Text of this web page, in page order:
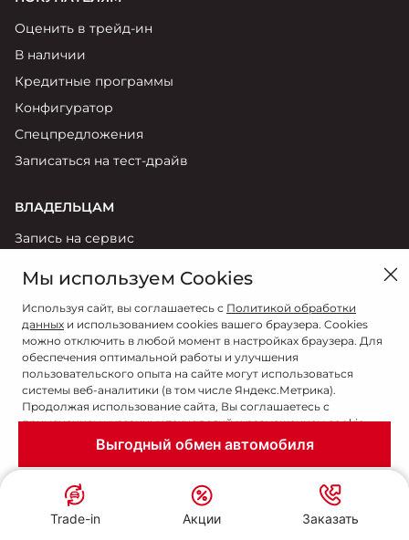
Оценить в трейд-ин
В наличии
Кредитные программы
Конфигуратор
Спецпредложения
Записаться на тест-драйв
ВЛАДЕЛЬЦАМ
Запись на сервис
Помощь на дорогах
Моторное масло
Аксессуары
АКЦИИ
Спецпредложения
О КОМПАНИИ
Контакты
Новости
Мы используем Cookies
Используя сайт, вы соглашаетесь с Политикой обработки
данных и использованием cookies вашего браузера. Cookies
можно отключить в любой момент в настройках браузера. Для
обеспечения оптимальной работы и улучшения
пользовательского опыта на сайте могут использоваться
системы веб-аналитики (в том числе Яндекс.Метрика).
Продолжая использование сайта, Вы соглашаетесь с
применением указанных технологий и размещением cookie-
Даю согласие
Trade-in Акции Заказать
Выгодный обмен автомобиля